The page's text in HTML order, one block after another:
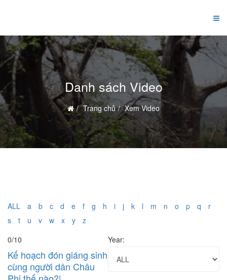
Danh sách Video
Trang chủ Xem Video
ALL a b c d e f g h i j k l m n o p q
r
s
t u v w x y
z
Year:
0/10
Kế hoạch đón giáng sinh
cùng người dân Châu